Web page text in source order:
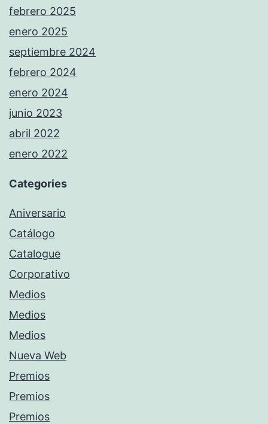
febrero 2025
enero 2025
septiembre 2024
febrero 2024
enero 2024
junio 2023
abril 2022
enero 2022
Categories
Aniversario
Catálogo
Catalogue
Corporativo
Medios
Medios
Medios
Nueva Web
Premios
Premios
Premios